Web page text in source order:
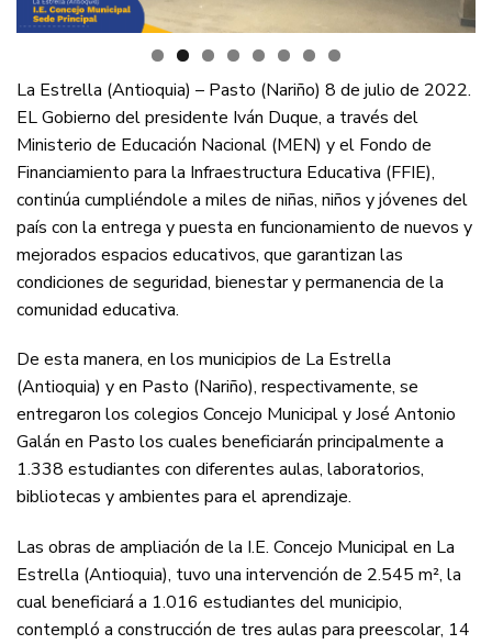
La Estrella (Antioquia) – Pasto (Nariño) 8 de julio de 2022.
EL Gobierno del presidente Iván Duque, a través del
Ministerio de Educación Nacional (MEN) y el Fondo de
Financiamiento para la Infraestructura Educativa (FFIE),
continúa cumpliéndole a miles de niñas, niños y jóvenes del
país con la entrega y puesta en funcionamiento de nuevos y
mejorados espacios educativos, que garantizan las
condiciones de seguridad, bienestar y permanencia de la
comunidad educativa.
De esta manera, en los municipios de La Estrella
(Antioquia) y en Pasto (Nariño), respectivamente, se
entregaron los colegios Concejo Municipal y José Antonio
Galán en Pasto los cuales beneficiarán principalmente a
1.338 estudiantes con diferentes aulas, laboratorios,
bibliotecas y ambientes para el aprendizaje.
Las obras de ampliación de la I.E. Concejo Municipal en La
Estrella (Antioquia), tuvo una intervención de 2.545 m², la
cual beneficiará a 1.016 estudiantes del municipio,
contempló a construcción de tres aulas para preescolar, 14